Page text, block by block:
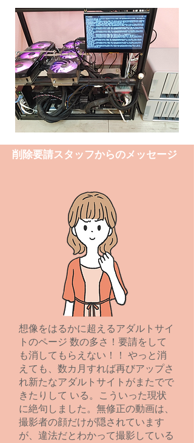
削除要請スタッフからのメッセージ
想像をはるかに超えるアダルトサイ
トのページ 数の多さ！要請をして
も消してもらえない！！ やっと消
えても、数カ月すれば再びアップさ
れ新たなアダルトサイトがまたでで
きたりして いる。こういった現状
に絶句しました。無修正の動画は、
撮影者の顔だけが隠されています
が、違法だとわかって撮影している